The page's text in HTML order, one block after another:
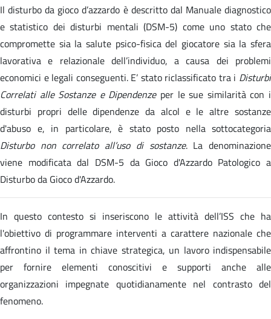
Il disturbo da gioco d’azzardo è descritto dal Manuale diagnostico
e statistico dei disturbi mentali (DSM-5) come uno stato che
compromette sia la salute psico-fisica del giocatore sia la sfera
lavorativa e relazionale dell’individuo, a causa dei problemi
economici e legali conseguenti. E’ stato riclassificato tra i Disturbi
Correlati alle Sostanze e Dipendenzeper le sue similarità con i
disturbi propri delle dipendenze da alcol e le altre sostanze
d'abuso e, in particolare, è stato posto nella sottocategoria
Disturbo non correlato all’uso di sostanze. La denominazione
viene modificata dal DSM-5 da Gioco d'Azzardo Patologico a
Disturbo da Gioco d'Azzardo.
In questo contesto si inseriscono le attività dell’ISS che ha
l'obiettivo di programmare interventi a carattere nazionale che
affrontino il tema in chiave strategica, un lavoro indispensabile
per fornire elementi conoscitivi e supporti anche alle
organizzazioni impegnate quotidianamente nel contrasto del
fenomeno.